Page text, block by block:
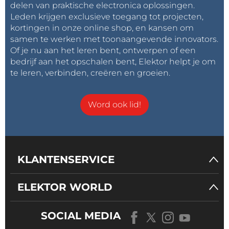
website wordt gepubliceerd!
delen van praktische electronica oplossingen.
Leden krijgen exclusieve toegang tot projecten,
kortingen in onze online shop, en kansen om
samen te werken met toonaangevende innovators.
Of je nu aan het leren bent, ontwerpen of een
bedrijf aan het opschalen bent, Elektor helpt je om
te leren, verbinden, creëren en groeien.
Word ook lid!
KLANTENSERVICE
ELEKTOR WORLD
SOCIAL MEDIA